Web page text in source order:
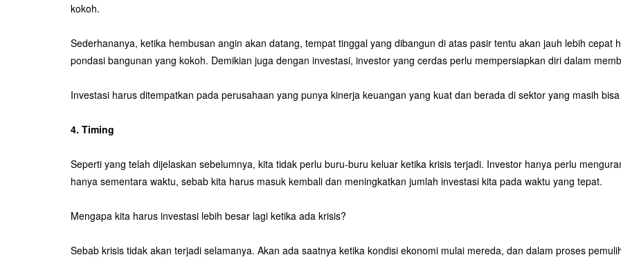
kokoh.
Sederhananya, ketika hembusan angin akan datang, tempat tinggal yang dibangun di atas pasir tentu akan jauh lebih cepat
pondasi bangunan yang kokoh. Demikian juga dengan investasi, investor yang cerdas perlu mempersiapkan diri dalam
Investasi harus ditempatkan pada perusahaan yang punya kinerja keuangan yang kuat dan berada di sektor yang masih
4. Timing
Seperti yang telah dijelaskan sebelumnya, kita tidak perlu buru-buru keluar ketika krisis terjadi. Investor hanya perlu
hanya sementara waktu, sebab kita harus masuk kembali dan meningkatkan jumlah investasi kita pada waktu yang tepat.
Mengapa kita harus investasi lebih besar lagi ketika ada krisis?
Sebab krisis tidak akan terjadi selamanya. Akan ada saatnya ketika kondisi ekonomi mulai mereda, dan dalam proses